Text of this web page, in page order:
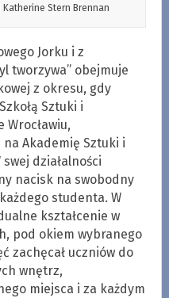
Katherine Stern Brennan
Jorku i z
tworzywa” obejmuje
z okresu, gdy
Sztuki i
Wrocławiu,
na Akademię Sztuki i
działalności
nacisk na swobodny
studenta. W
kształcenie w
pod okiem wybranego
zachęcał uczniów do
wnętrz,
miejsca i za każdym